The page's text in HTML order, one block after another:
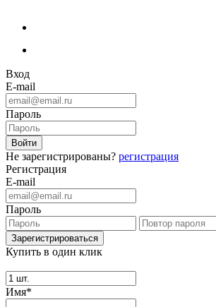
Вход
E-mail
Пароль
Не зарегистрированы? регистрация
Регистрация
E-mail
Пароль
Купить в один клик
Имя*